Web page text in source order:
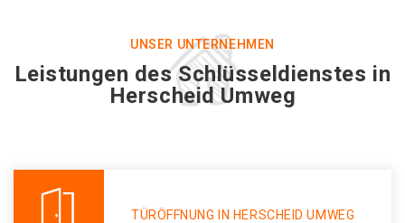
UNSER UNTERNEHMEN
Leistungen des Schlüsseldienstes in
Herscheid Umweg
TÜRÖFFNUNG IN HERSCHEID UMWEG